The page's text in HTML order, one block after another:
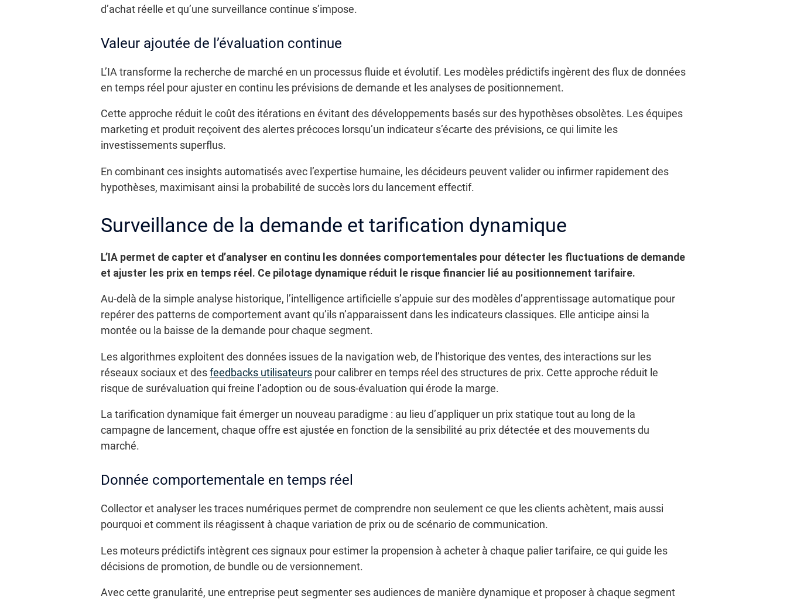
d’achat réelle et qu’une surveillance continue s’impose.
Valeur ajoutée de l’évaluation continue
L’IA transforme la recherche de marché en un processus fluide et évolutif. Les modèles prédictifs ingèrent des flux de données
en temps réel pour ajuster en continu les prévisions de demande et les analyses de positionnement.
Cette approche réduit le coût des itérations en évitant des développements basés sur des hypothèses obsolètes. Les équipes
marketing et produit reçoivent des alertes précoces lorsqu’un indicateur s’écarte des prévisions, ce qui limite les
investissements superflus.
En combinant ces insights automatisés avec l’expertise humaine, les décideurs peuvent valider ou infirmer rapidement des
hypothèses, maximisant ainsi la probabilité de succès lors du lancement effectif.
Surveillance de la demande et tarification dynamique
L’IA permet de capter et d’analyser en continu les données comportementales pour détecter les fluctuations de demande
et ajuster les prix en temps réel. Ce pilotage dynamique réduit le risque financier lié au positionnement tarifaire.
Au-delà de la simple analyse historique, l’intelligence artificielle s’appuie sur des modèles d’apprentissage automatique pour
repérer des patterns de comportement avant qu’ils n’apparaissent dans les indicateurs classiques. Elle anticipe ainsi la
montée ou la baisse de la demande pour chaque segment.
Les algorithmes exploitent des données issues de la navigation web, de l’historique des ventes, des interactions sur les
réseaux sociaux et des feedbacks utilisateurs pour calibrer en temps réel des structures de prix. Cette approche réduit le
risque de surévaluation qui freine l’adoption ou de sous-évaluation qui érode la marge.
La tarification dynamique fait émerger un nouveau paradigme : au lieu d’appliquer un prix statique tout au long de la
campagne de lancement, chaque offre est ajustée en fonction de la sensibilité au prix détectée et des mouvements du
marché.
Donnée comportementale en temps réel
Collector et analyser les traces numériques permet de comprendre non seulement ce que les clients achètent, mais aussi
pourquoi et comment ils réagissent à chaque variation de prix ou de scénario de communication.
Les moteurs prédictifs intègrent ces signaux pour estimer la propension à acheter à chaque palier tarifaire, ce qui guide les
décisions de promotion, de bundle ou de versionnement.
Avec cette granularité, une entreprise peut segmenter ses audiences de manière dynamique et proposer à chaque segment